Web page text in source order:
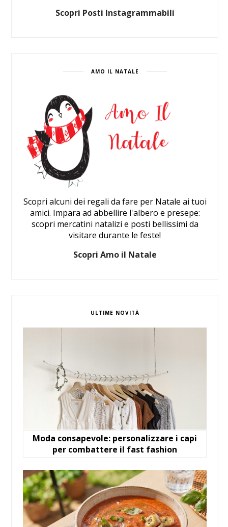
Scopri Posti Instagrammabili
AMO IL NATALE
Scopri alcuni dei regali da fare per Natale ai tuoi
amici. Impara ad abbellire l'albero e presepe:
scopri mercatini natalizi e posti bellissimi da
visitare durante le feste!
Scopri Amo il Natale
ULTIME NOVITÀ
Moda consapevole: personalizzare i capi
per combattere il fast fashion